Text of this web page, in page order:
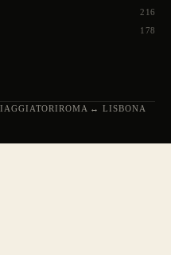
216
178
ROMA ↔ LISBONA